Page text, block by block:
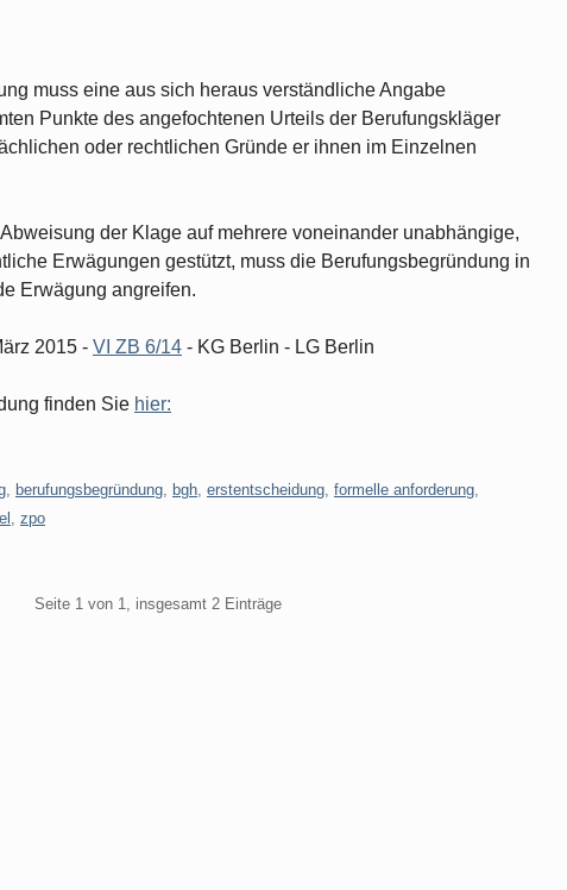
muss eine aus sich heraus verständliche Angabe
Punkte des angefochtenen Urteils der Berufungskläger
oder rechtlichen Gründe er ihnen im Einzelnen
der Klage auf mehrere voneinander unabhängige,
Erwägungen gestützt, muss die Berufungsbegründung in
Erwägung angreifen.
2015 - VI ZB 6/14 - KG Berlin - LG Berlin
finden Sie hier:
berufungsbegründung bgh erstentscheidung formelle anforderung
zpo
Seite 1 von 1, insgesamt 2 Einträge